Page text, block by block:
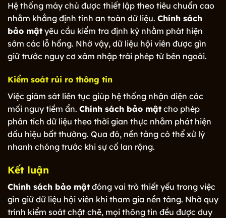
Hệ thống máy chủ được thiết lập theo tiêu chuẩn cao
nhằm khẳng định tính an toàn dữ liệu. Chính sách
bảo mật yêu cầu kiểm tra định kỳ nhằm phát hiện
sớm các lỗ hổng. Nhờ vậy, dữ liệu hội viên được gìn
giữ trước nguy cơ xâm nhập trái phép từ bên ngoài.
Kiểm soát rủi ro thông tin
Việc giám sát liên tục giúp hệ thống nhận diện các
mối nguy tiềm ẩn. Chính sách bảo mật cho phép
phân tích dữ liệu theo thời gian thực nhằm phát hiện
dấu hiệu bất thường. Qua đó, nền tảng có thể xử lý
nhanh chóng trước khi sự cố lan rộng.
Kết luận
Chính sách bảo mật đóng vai trò thiết yếu trong việc
gìn giữ dữ liệu hội viên khi tham gia nền tảng. Nhờ quy
trình kiểm soát chặt chẽ, mọi thông tin đều được duy